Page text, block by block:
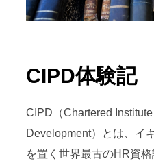
CIPD体験記
CIPD（Chartered
Development）とは、イ
を置く世界最古のHR資